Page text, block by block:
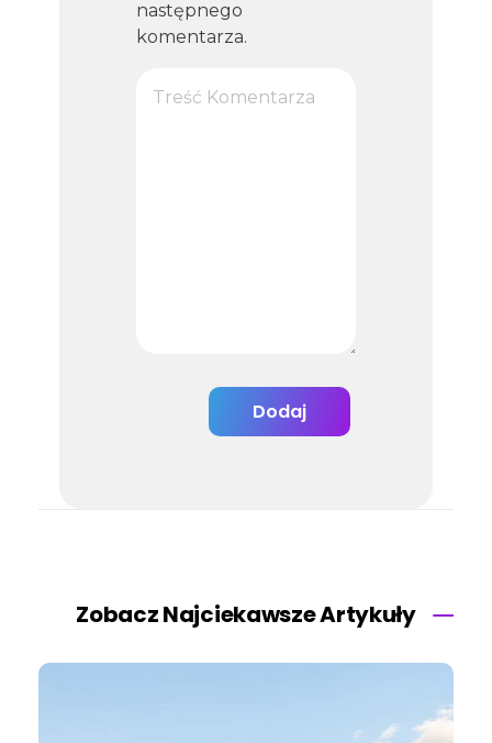
następnego
komentarza.
Zobacz Najciekawsze Artykuły